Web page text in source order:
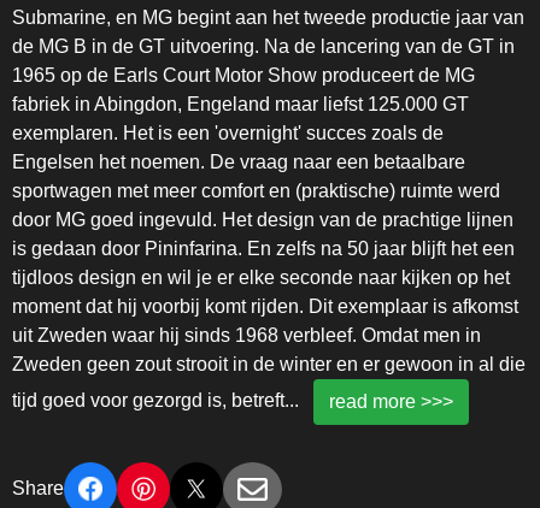
Submarine, en MG begint aan het tweede productie jaar van
de MG B in de GT uitvoering. Na de lancering van de GT in
1965 op de Earls Court Motor Show produceert de MG
fabriek in Abingdon, Engeland maar liefst 125.000 GT
exemplaren. Het is een 'overnight' succes zoals de
Engelsen het noemen. De vraag naar een betaalbare
sportwagen met meer comfort en (praktische) ruimte werd
door MG goed ingevuld. Het design van de prachtige lijnen
is gedaan door Pininfarina. En zelfs na 50 jaar blijft het een
tijdloos design en wil je er elke seconde naar kijken op het
moment dat hij voorbij komt rijden. Dit exemplaar is afkomst
uit Zweden waar hij sinds 1968 verbleef. Omdat men in
Zweden geen zout strooit in de winter en er gewoon in al die
tijd goed voor gezorgd is, betreft... read more >>>
Share